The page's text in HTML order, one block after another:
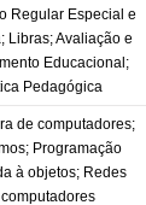
Regular Especial e
Libras; Avaliação e
Educacional;
Pedagógica
de computadores;
Programação
à objetos; Redes